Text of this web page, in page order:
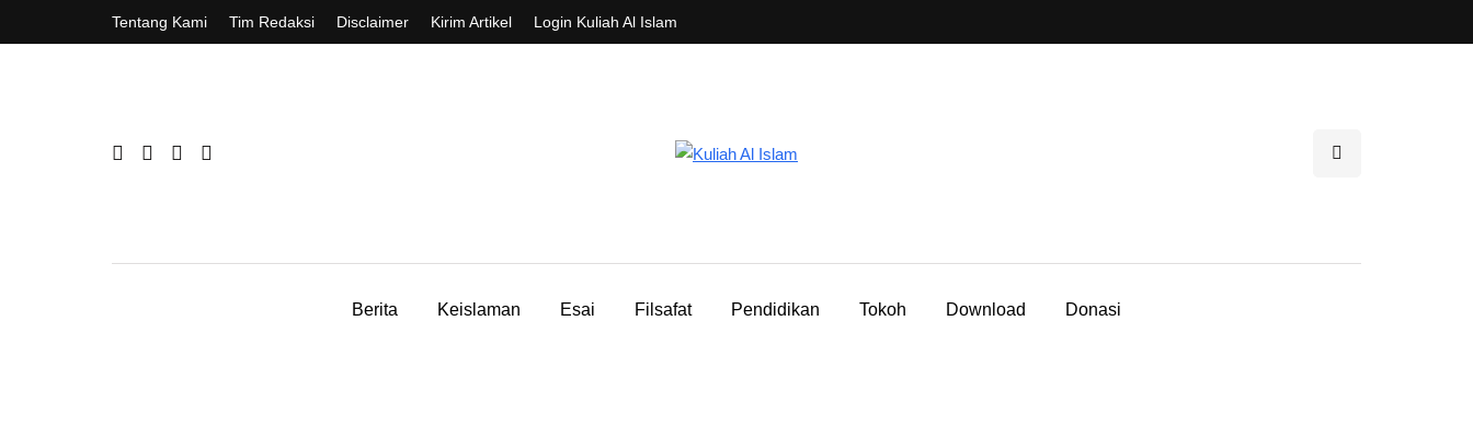
Tentang Kami Tim Redaksi Disclaimer Kirim Artikel Login Kuliah Al Islam
Berita Keislaman Esai Filsafat Pendidikan Tokoh Download Donasi